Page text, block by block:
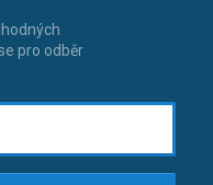
pro odběr